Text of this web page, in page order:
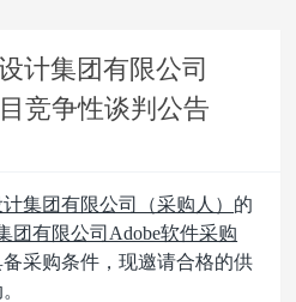
计集团有限公司
竞争性谈判公告
集团有限公司（采购人） 的
团有限公司Adobe软件采购
采购条件，现邀请合格的供